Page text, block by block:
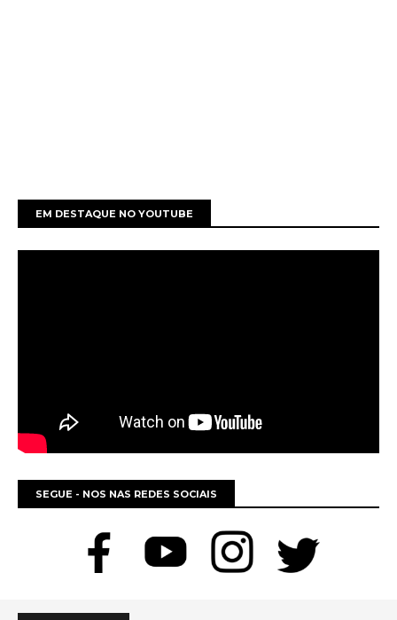
EM DESTAQUE NO YOUTUBE
SEGUE - NOS NAS REDES SOCIAIS